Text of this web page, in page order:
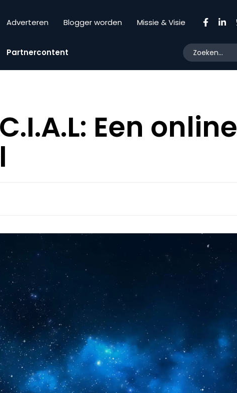
Adverteren Blogger worden Missie & Visie
Partnercontent
Een online